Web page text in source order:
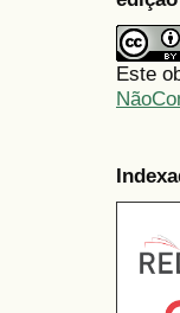
Este